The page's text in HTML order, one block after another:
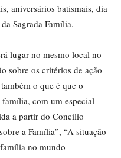
aniversários batismais, dia
Sagrada Família.
lugar no mesmo local no
sobre os critérios de ação
o que é que o
com um especial
a partir do Concílio
a Família”, “A situação
no mundo